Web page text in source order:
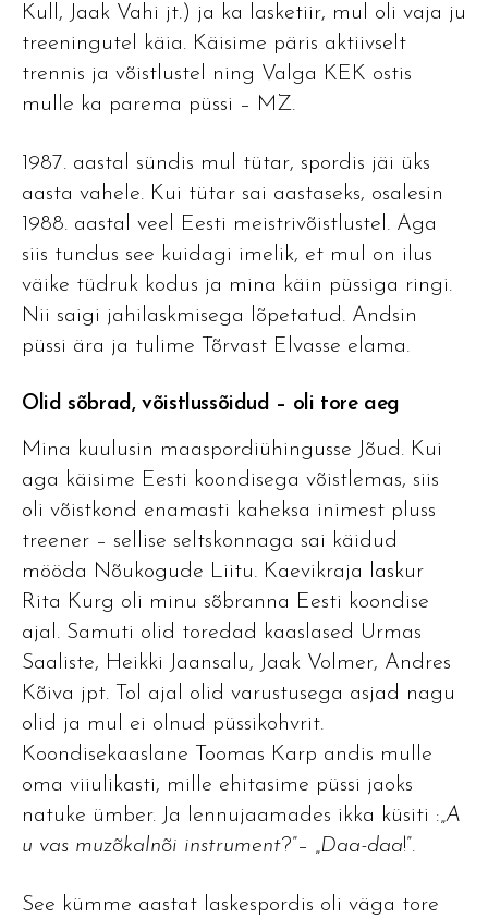
Kull, Jaak Vahi jt.) ja ka lasketiir, mul oli vaja ju
treeningutel käia. Käisime päris aktiivselt
trennis ja võistlustel ning Valga KEK ostis
mulle ka parema püssi – MZ.
1987. aastal sündis mul tütar, spordis jäi üks
aasta vahele. Kui tütar sai aastaseks, osalesin
1988. aastal veel Eesti meistrivõistlustel. Aga
siis tundus see kuidagi imelik, et mul on ilus
väike tüdruk kodus ja mina käin püssiga ringi.
Nii saigi jahilaskmisega lõpetatud. Andsin
püssi ära ja tulime Tõrvast Elvasse elama.
Olid sõbrad, võistlussõidud – oli tore aeg
Mina kuulusin maaspordiühingusse Jõud. Kui
aga käisime Eesti koondisega võistlemas, siis
oli võistkond enamasti kaheksa inimest pluss
treener – sellise seltskonnaga sai käidud
mööda Nõukogude Liitu. Kaevikraja laskur
Rita Kurg oli minu sõbranna Eesti koondise
ajal. Samuti olid toredad kaaslased Urmas
Saaliste, Heikki Jaansalu, Jaak Volmer, Andres
Kõiva jpt. Tol ajal olid varustusega asjad nagu
olid ja mul ei olnud püssikohvrit.
Koondisekaaslane Toomas Karp andis mulle
oma viiulikasti, mille ehitasime püssi jaoks
natuke ümber. Ja lennujaamades ikka küsiti :„A
u vas muzõkalnõi instrument?”– „Daa-daa!”.
See kümme aastat laskespordis oli väga tore